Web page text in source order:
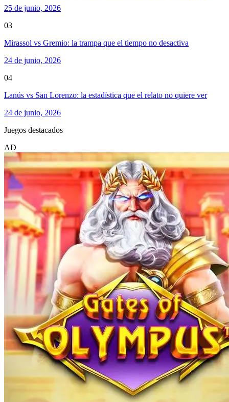
25 de junio, 2026
03
Mirassol vs Gremio: la trampa que el tiempo no desactiva
24 de junio, 2026
04
Lanús vs San Lorenzo: la estadística que el relato no quiere ver
24 de junio, 2026
Juegos destacados
AD